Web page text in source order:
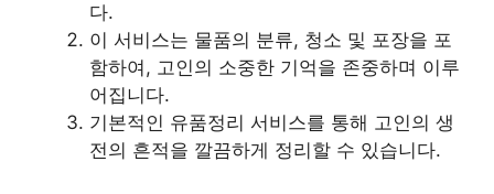
다.
이 서비스는 물품의 분류, 청소 및 포장을 포
함하여, 고인의 소중한 기억을 존중하며 이루
어집니다.
기본적인 유품정리 서비스를 통해 고인의 생
전의 흔적을 깔끔하게 정리할 수 있습니다.